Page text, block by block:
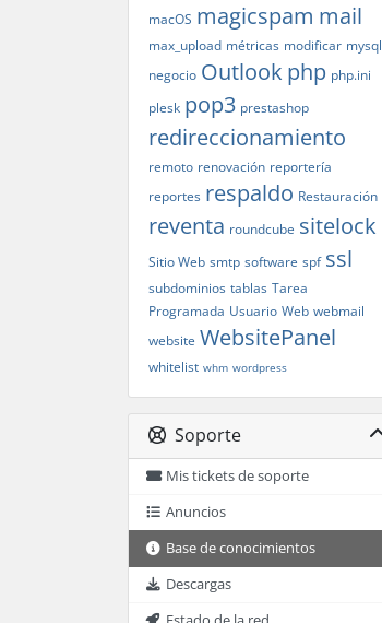
macOS magicspam mail
max_upload métricas modificar mysql
negocio Outlook php php.ini
plesk pop3 prestashop
redireccionamiento
remoto renovación reportería
reportes respaldo Restauración
reventa roundcube sitelock
Sitio Web smtp software spf ssl
subdominios tablas Tarea
Programada Usuario Web webmail
website WebsitePanel
whitelist whm wordpress
Soporte
Mis tickets de soporte
Anuncios
Base de conocimientos
Descargas